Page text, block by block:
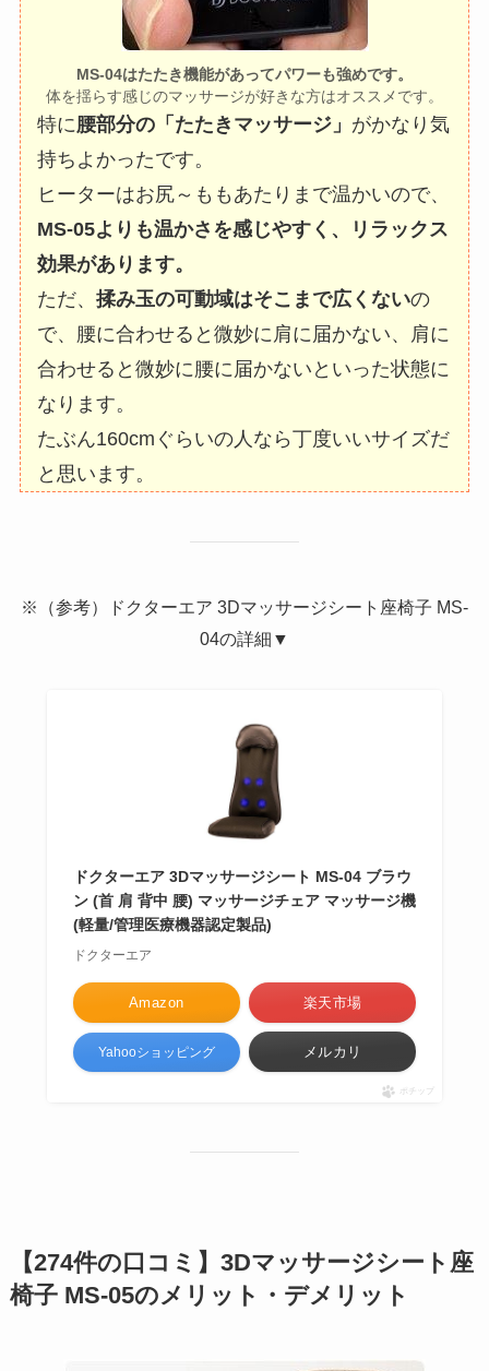
MS-04はたたき機能があってパワーも強めです。
体を揺らす感じのマッサージが好きな方はオススメです。
特に腰部分の「たたきマッサージ」 がかなり気
持ちよかったです。
ヒーターはお尻～ももあたりまで温かいので、
MS-05よりも温かさを感じやすく、リラックス
効果があります。
ただ、 揉み玉の可動域はそこまで広くないの
で、腰に合わせると微妙に肩に届かない、肩に
合わせると微妙に腰に届かないといった状態に
なります。
たぶん160cmぐらいの人なら丁度いいサイズだ
と思います。
※（参考）ドクターエア 3Dマッサージシート座椅子 MS-
04の詳細▼
ドクターエア 3Dマッサージシート MS-04 ブラウ
ン (首 肩 背中 腰) マッサージチェア マッサージ機
(軽量/管理医療機器認定製品)
ドクターエア
Amazon 楽天市場
Yahooショッピング メルカリ
ポチップ
【274件の口コミ】3Dマッサージシート座
椅子 MS-05のメリット・デメリット